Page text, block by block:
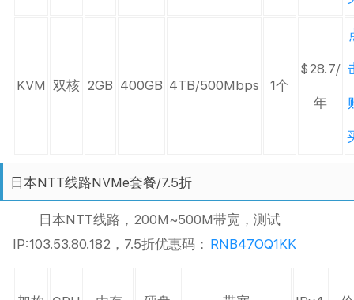
KVM 双核 2GB 400GB 4TB/500Mbps 1个
$28.7/
年
日本NTT线路NVMe套餐/7.5折
日本NTT线路，200M~500M带宽，测试
IP:103.53.80.182，7.5折优惠码： RNB47OQ1KK